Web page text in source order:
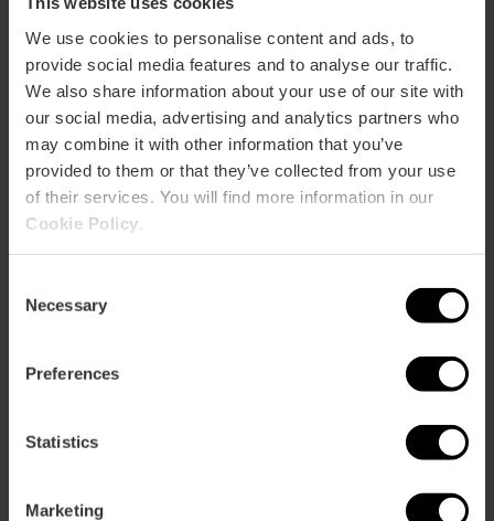
We use cookies to personalise content and ads, to
provide social media features and to analyse our traffic.
We also share information about your use of our site with
our social media, advertising and analytics partners who
may combine it with other information that you’ve
provided to them or that they’ve collected from your use
of their services. You will find more information in our
Cookie Policy
Selection
Necessary
Preferences
Statistics
Marketing
Bus
24
Plaza La Sequiota, 5 46012 València